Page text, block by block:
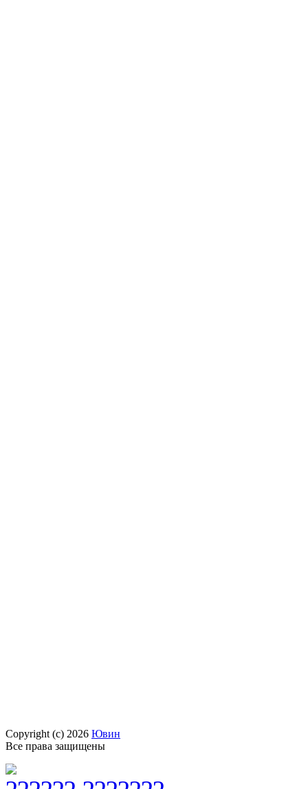
Copyright (c) 2026 Ювин
Все права защищены